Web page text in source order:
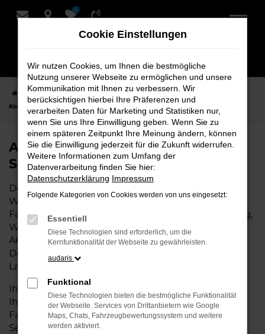
Zum
0
Startseite Weyhe Audi
Audi A6 e-tron Fahrzeuge bei Schmidt +
Koch für Weyhe
Audi A6 e-tron Fahrzeuge bei
Schmidt + Koch für Weyhe
Der Audi A6 e-tron ist die perfekte Wahl für alle in
Weyhe, die ein zuverlässiges und modernes
Fahrzeug suchen. Ob für den täglichen Arbeitsweg,
Wochenendausflüge oder lange Reisen, der Audi
A6 e-tron bietet Komfort, Effizienz und modernes
Design, das sowohl in der Stadt als auch auf dem
Land glänzt.
Ihr Audi Autohaus in der Nähe von Weyhe bietet
Ihnen neben einer breiten Auswahl an Audi
Fahrzeugen auch umfassende Beratung und
Service. Wir unterstützen Sie bei der Auswahl des
Cookie Einstellungen
Wir nutzen Cookies, um Ihnen die bestmögliche
Nutzung unserer Webseite zu ermöglichen und unsere
Kommunikation mit Ihnen zu verbessern. Wir
berücksichtigen hierbei Ihre Präferenzen und
verarbeiten Daten für Marketing und Statistiken nur,
wenn Sie uns Ihre Einwilligung geben. Wenn Sie zu
einem späteren Zeitpunkt Ihre Meinung ändern, können
Sie die Einwilligung jederzeit für die Zukunft widerrufen.
Weitere Informationen zum Umfang der
Datenverarbeitung finden Sie hier:
Datenschutzerklärung Impressum
Folgende Kategorien von Cookies werden von uns eingesetzt:
Essentiell
Diese Technologien sind erforderlich, um die
Kernfunktionalität der Webseite zu gewährleisten.
audaris
Funktional
Diese Technologien bieten die bestmögliche Funktionalität
der Webseite. Services von Drittanbietern wie Google
Maps, Chats, Fahrzeugbewertungssystem und weitere
werden aktiviert.